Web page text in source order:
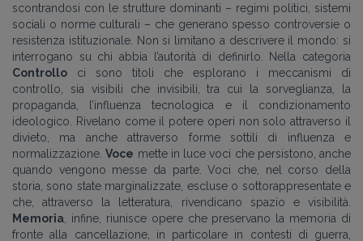
scontrandosi con le strutture dominanti – regimi politici, sistemi
sociali o norme culturali – che generano spesso controversie o
resistenza istituzionale. Non si limitano a descrivere il mondo: si
interrogano su chi abbia l’autorità di definirlo. Nella categoria
Controllo ci sono titoli che esplorano i meccanismi di
controllo, sia visibili che invisibili, tra cui la sorveglianza, la
propaganda, l’influenza tecnologica e il condizionamento
ideologico. Rivelano come il potere operi non solo attraverso il
divieto, ma anche attraverso forme sottili di influenza e
normalizzazione.Voce mette in luce voci che persistono, anche
quando vengono messe da parte. Voci che, nel corso della
storia, sono state marginalizzate, escluse o sottorappresentate e
che, attraverso la letteratura, rivendicano spazio e visibilità.
Memoria , infine, riunisce opere che preservano la memoria di
fronte alla cancellazione, in particolare in contesti di guerra,